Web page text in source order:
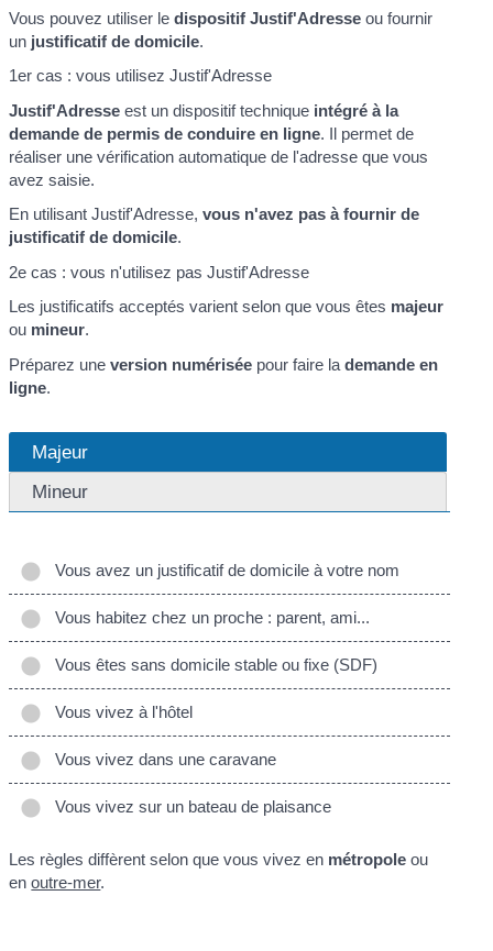
Vous pouvez utiliser ledispositif Justif'Adresse ou fournir
un justificatif de domicile.
1er cas : vous utilisez Justif'Adresse
Justif'Adresse est un dispositif technique intégré à la
demande de permis de conduire en ligne. Il permet de
réaliser une vérification automatique de l'adresse que vous
avez saisie.
En utilisant Justif'Adresse,vous n'avez pas à fournir de
justificatif de domicile.
2e cas : vous n'utilisez pas Justif'Adresse
Les justificatifs acceptés varient selon que vous êtes majeur
ou mineur.
Préparez uneversion numérisée pour faire lademande en
ligne.
Majeur
Mineur
Vous avez un justificatif de domicile à votre nom
Vous habitez chez un proche : parent, ami...
Vous êtes sans domicile stable ou fixe (SDF)
Vous vivez à l'hôtel
Vous vivez dans une caravane
Vous vivez sur un bateau de plaisance
Les règles diffèrent selon que vous vivez en métropole ou
enoutre-mer.